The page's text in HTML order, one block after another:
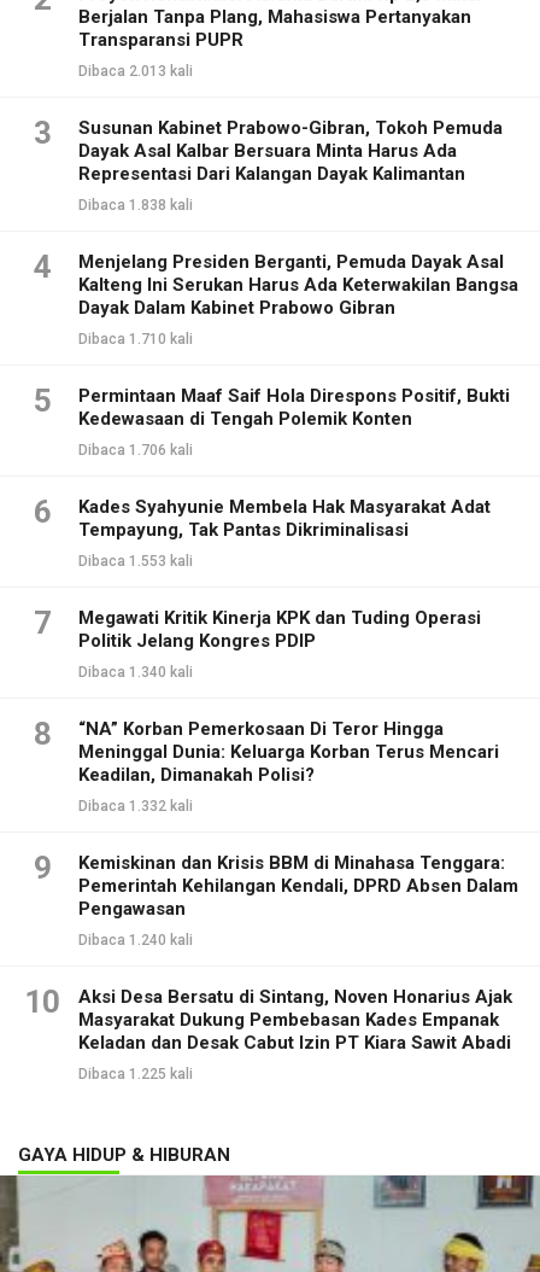
Berjalan Tanpa Plang, Mahasiswa Pertanyakan
Transparansi PUPR
Dibaca 2.013 kali
3
Susunan Kabinet Prabowo-Gibran, Tokoh Pemuda
Dayak Asal Kalbar Bersuara Minta Harus Ada
Representasi Dari Kalangan Dayak Kalimantan
Dibaca 1.838 kali
4
Menjelang Presiden Berganti, Pemuda Dayak Asal
Kalteng Ini Serukan Harus Ada Keterwakilan Bangsa
Dayak Dalam Kabinet Prabowo Gibran
Dibaca 1.710 kali
5
Permintaan Maaf Saif Hola Direspons Positif, Bukti
Kedewasaan di Tengah Polemik Konten
Dibaca 1.706 kali
6
Kades Syahyunie Membela Hak Masyarakat Adat
Tempayung, Tak Pantas Dikriminalisasi
Dibaca 1.553 kali
7
Megawati Kritik Kinerja KPK dan Tuding Operasi
Politik Jelang Kongres PDIP
Dibaca 1.340 kali
8
“NA” Korban Pemerkosaan Di Teror Hingga
Meninggal Dunia: Keluarga Korban Terus Mencari
Keadilan, Dimanakah Polisi?
Dibaca 1.332 kali
9
Kemiskinan dan Krisis BBM di Minahasa Tenggara:
Pemerintah Kehilangan Kendali, DPRD Absen Dalam
Pengawasan
Dibaca 1.240 kali
10
Aksi Desa Bersatu di Sintang, Noven Honarius Ajak
Masyarakat Dukung Pembebasan Kades Empanak
Keladan dan Desak Cabut Izin PT Kiara Sawit Abadi
Dibaca 1.225 kali
GAYA HIDUP & HIBURAN